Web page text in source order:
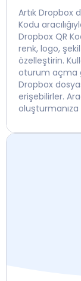
Artık Dropbox
Kodu
Dropbox QR
renk, logo,
özelleştirin.
oturum açma
Dropbox
erişebilirler.
oluşturmanıza